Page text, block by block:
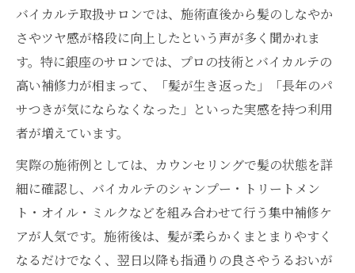
バイカルテ取扱サロンでは、施術直後から髪のしなやか
さやツヤ感が格段に向上したという声が多く聞かれま
す。特に銀座のサロンでは、プロの技術とバイカルテの
高い補修力が相まって、「髪が生き返った」「長年のパ
サつきが気にならなくなった」といった実感を持つ利用
者が増えています。
実際の施術例としては、カウンセリングで髪の状態を詳
細に確認し、バイカルテのシャンプー・トリートメン
ト・オイル・ミルクなどを組み合わせて行う集中補修ケ
アが人気です。施術後は、髪が柔らかくまとまりやすく
なるだけでなく、翌日以降も指通りの良さやうるおいが